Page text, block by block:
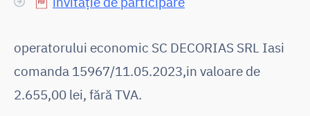
operatorului economic SC DECORIAS SRL Iasi
comanda 15967/11.05.2023,in valoare de
2.655,00 lei, fără TVA.